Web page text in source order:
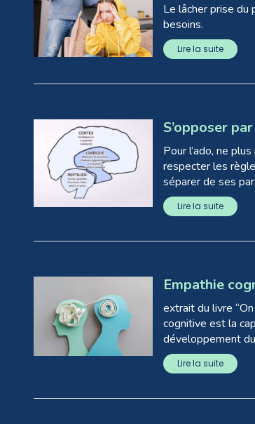
Le lâcher prise du
besoins.
Lire la suite
S’opposer
Pour l’ado, ne
respecter les
séparer de ses
Lire la suite
Empathie
extrait du livre
cognitive est la
développement
Lire la suite